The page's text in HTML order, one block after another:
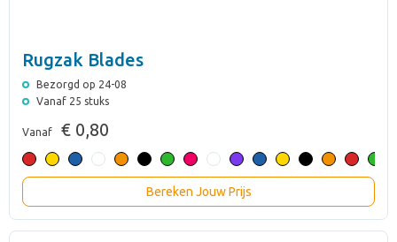
Rugzak Blades
Bezorgd op 24-08
Vanaf 25 stuks
Vanaf € 0,80
Bereken Jouw Prijs